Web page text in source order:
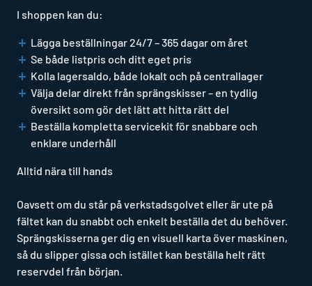
I shoppen kan du:
Lägga beställningar 24/7 – 365 dagar om året
Se både listpris och ditt eget pris
Kolla lagersaldo, både lokalt och på centrallager
Välja delar direkt från sprängskisser – en tydlig
översikt som gör det lätt att hitta rätt del
Beställa kompletta servicekit för snabbare och
enklare underhåll
Alltid nära till hands
Oavsett om du står på verkstadsgolvet eller är ute på
fältet kan du snabbt och enkelt beställa det du behöver.
Sprängskisserna ger dig en visuell karta över maskinen,
så du slipper gissa och istället kan beställa helt rätt
reservdel från början.